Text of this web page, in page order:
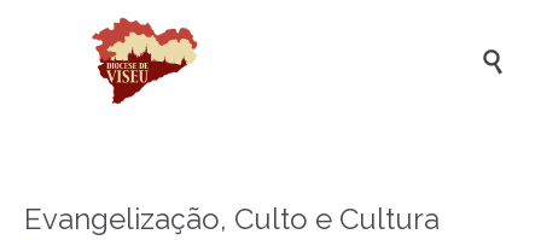

Evangelização, Culto e Cultura